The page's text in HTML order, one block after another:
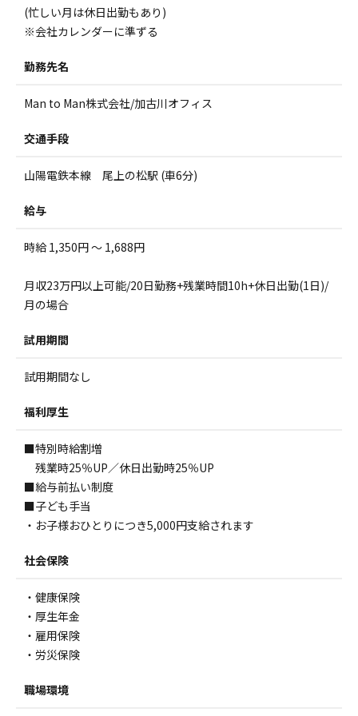
(忙しい月は休日出勤もあり)
※会社カレンダーに準ずる
勤務先名
Man to Man株式会社/加古川オフィス
交通手段
山陽電鉄本線 尾上の松駅 (車6分)
給与
時給 1,350円 ～ 1,688円
月収23万円以上可能/20日勤務+残業時間10h+休日出勤(1日)/
月の場合
試用期間
試用期間なし
福利厚生
■特別時給割増
残業時25％UP／休日出勤時25％UP
■給与前払い制度
■子ども手当
・お子様おひとりにつき5,000円支給されます
社会保険
・健康保険
・厚生年金
・雇用保険
・労災保険
職場環境